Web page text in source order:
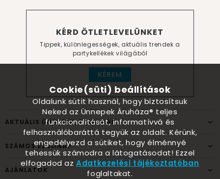
KÉRD ÖTLETLEVELÜNKET
Tippek, különlegességek, aktuális trendek a
partykellékek világából
KÉREM
AKTUÁLIS ÜNNEPEK, ALKALMAK
SZÁMOS SZÜLINAP
AJÁNLATOK
Cookie(süti) beállítások
Oldalunk sütit használ, hogy biztosítsuk
Neked az Ünnepek Áruháza® teljes
funkcionalitását, informatívvá és
felhasználóbaráttá tegyük az oldalt. Kérünk,
engedélyezd a sütiket, hogy élménnyé
tehessük számodra a látogatásodat! Ezzel
elfogadod azAdatkezelési tájékoztatóban
foglaltakat.